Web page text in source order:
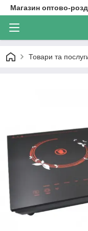
Магазин оптово-
Товари та